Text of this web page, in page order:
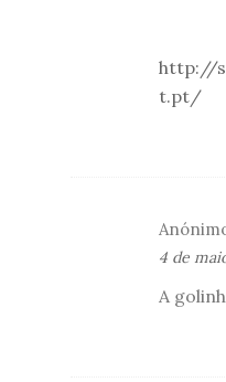
http://
t.pt/
4 de
A